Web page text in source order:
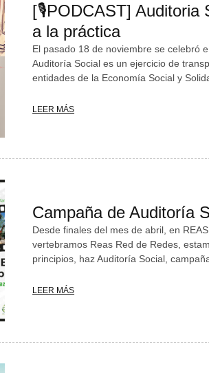
[🎙PODCAST] Auditoria
a la práctica
El pasado 18 de noviembre se celebró
Auditoría Social es un ejercicio de
entidades de la Economía Social y
LEER MÁS
Campaña de Auditoría
Desde finales del mes de abril, en
vertebramos Reas Red de Redes,
principios, haz Auditoría Social,
LEER MÁS